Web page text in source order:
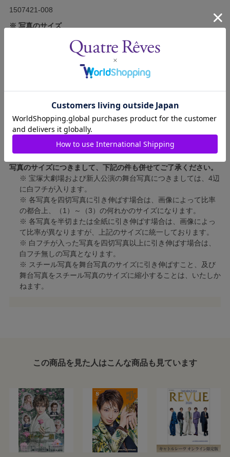
1507421-008
※ 写真のサイズ
短辺 89mm × 長辺 127mm
短辺 127mm × 長辺 178mm
短辺 217mm × 長辺 305mm
四切写真（2）
短辺 213mm × 長辺 305mm
四切写真（3）
短辺 254mm × 長辺 305mm
半切写真
短辺 305mm × 長辺 432mm
短辺 402mm × 長辺 559mm
写真のサイズにつきまして、下記の件も併せてご了承ください。
※ 宝塚大劇場および新人公演の舞台写真につきましては、4辺
に白フチが入ります。
※ 各写真を四切写真に引き伸ばす場合は、画像によって比率
の都合上、（1）～（3）の何れかのサイズになります。
※ 各写真を半切または全紙に引き伸ばす場合は、画像によっ
て比率が異なりますが、上記のサイズに統一しております。
※ 白フチが入った写真を四切写真以上に引き伸ばす場合は、
白フチ無しの写真となります。
※ スチール写真を舞台写真のサイズに引き伸ばすこと、及び
舞台写真をスチール写真のサイズに縮小することは、いたしか
ねます。
この商品を見た人はこんな商品も見ています